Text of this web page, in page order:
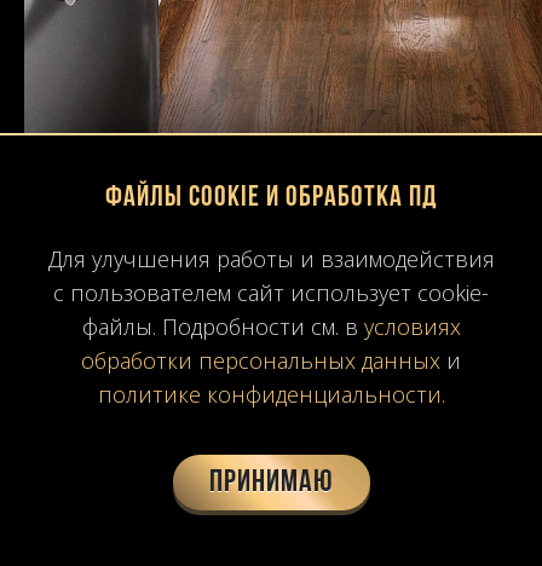
Файлы Cookie и обработка ПД
Для улучшения работы и взаимодействия
с пользователем сайт использует cookie-
файлы. Подробности см. в условиях
обработки персональных данных и
политике конфиденциальности.
Принимаю